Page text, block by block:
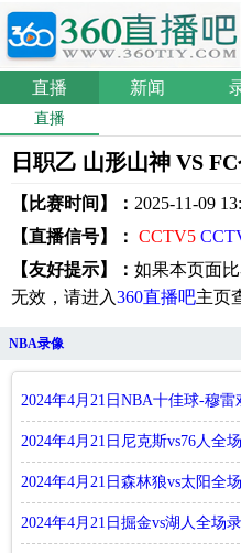
直播 新闻
直播
日职乙 山形山神 VS
【比赛时间】： 2025-11-09
【直播信号】： CCTV5
【友好提示】： 如果本页面
无效，请进入360直播吧主页
NBA录像
2024年4月21日NBA十佳球-穆雷
2024年4月21日尼克斯vs76人全
2024年4月21日森林狼vs太阳全
2024年4月21日掘金vs湖人全场